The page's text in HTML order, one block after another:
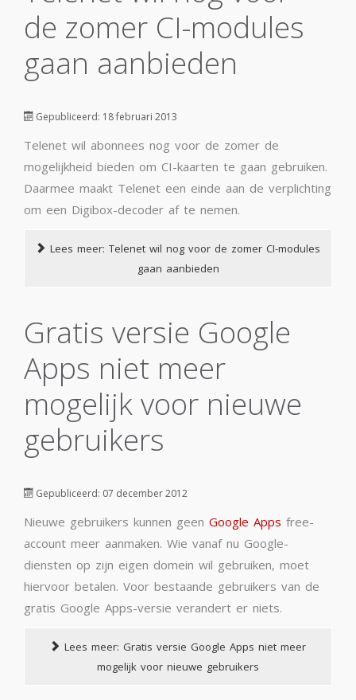
de zomer CI-modules
gaan aanbieden
Gepubliceerd: 18 februari 2013
Telenet wil abonnees nog voor de zomer de
mogelijkheid bieden om CI-kaarten te gaan gebruiken.
Daarmee maakt Telenet een einde aan de verplichting
om een Digibox-decoder af te nemen.
Lees meer: Telenet wil nog voor de zomer CI-modules
gaan aanbieden
Gratis versie Google
Apps niet meer
mogelijk voor nieuwe
gebruikers
Gepubliceerd: 07 december 2012
Nieuwe gebruikers kunnen geen Google Apps free-
account meer aanmaken. Wie vanaf nu Google-
diensten op zijn eigen domein wil gebruiken, moet
hiervoor betalen. Voor bestaande gebruikers van de
gratis Google Apps-versie verandert er niets.
Lees meer: Gratis versie Google Apps niet meer
mogelijk voor nieuwe gebruikers